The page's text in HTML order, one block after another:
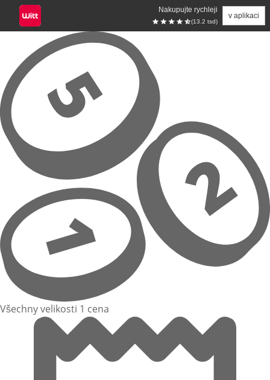
Nakupujte rychleji
(13.2 tsd)
v aplikaci
Přeskočit na hlavní obsah
Všechny velikosti 1 cena